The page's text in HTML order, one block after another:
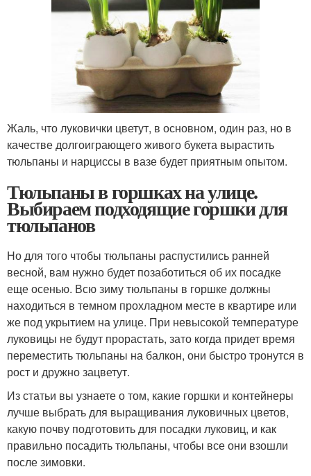
Жаль, что луковички цветут, в основном, один раз, но в
качестве долгоиграющего живого букета вырастить
тюльпаны и нарциссы в вазе будет приятным опытом.
Тюльпаны в горшках на улице.
Выбираем подходящие горшки для
тюльпанов
Но для того чтобы тюльпаны распустились ранней
весной, вам нужно будет позаботиться об их посадке
еще осенью. Всю зиму тюльпаны в горшке должны
находиться в темном прохладном месте в квартире или
же под укрытием на улице. При невысокой температуре
луковицы не будут прорастать, зато когда придет время
переместить тюльпаны на балкон, они быстро тронутся в
рост и дружно зацветут.
Из статьи вы узнаете о том, какие горшки и контейнеры
лучше выбрать для выращивания луковичных цветов,
какую почву подготовить для посадки луковиц, и как
правильно посадить тюльпаны, чтобы все они взошли
после зимовки.